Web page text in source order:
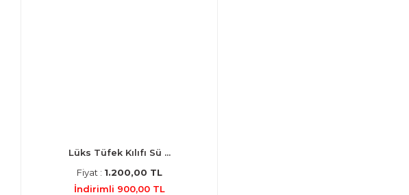
Lüks Tüfek Kılıfı Sü ...
Fiyat : 1.200,00 TL
İndirimli 900,00 TL